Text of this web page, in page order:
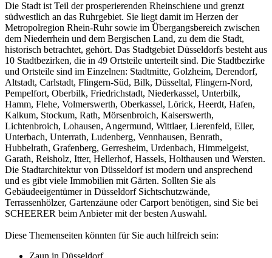
Die Stadt ist Teil der prosperierenden Rheinschiene und grenzt
südwestlich an das Ruhrgebiet. Sie liegt damit im Herzen der
Metropolregion Rhein-Ruhr sowie im Übergangsbereich zwischen
dem Niederrhein und dem Bergischen Land, zu dem die Stadt,
historisch betrachtet, gehört. Das Stadtgebiet Düsseldorfs besteht aus
10 Stadtbezirken, die in 49 Ortsteile unterteilt sind. Die Stadtbezirke
und Ortsteile sind im Einzelnen: Stadtmitte, Golzheim, Derendorf,
Altstadt, Carlstadt, Flingern-Süd, Bilk, Düsseltal, Flingern-Nord,
Pempelfort, Oberbilk, Friedrichstadt, Niederkassel, Unterbilk,
Hamm, Flehe, Volmerswerth, Oberkassel, Lörick, Heerdt, Hafen,
Kalkum, Stockum, Rath, Mörsenbroich, Kaiserswerth,
Lichtenbroich, Lohausen, Angermund, Wittlaer, Lierenfeld, Eller,
Unterbach, Unterrath, Ludenberg, Vennhausen, Benrath,
Hubbelrath, Grafenberg, Gerresheim, Urdenbach, Himmelgeist,
Garath, Reisholz, Itter, Hellerhof, Hassels, Holthausen und Wersten.
Die Stadtarchitektur von Düsseldorf ist modern und ansprechend
und es gibt viele Immobilien mit Gärten. Sollten Sie als
Gebäudeeigentümer in Düsseldorf Sichtschutzwände,
Terrassenhölzer, Gartenzäune oder Carport benötigen, sind Sie bei
SCHEERER beim Anbieter mit der besten Auswahl.
Diese Themenseiten könnten für Sie auch hilfreich sein: